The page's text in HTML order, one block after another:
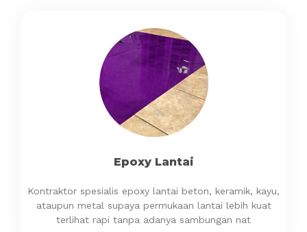
Epoxy Lantai
Kontraktor spesialis epoxy lantai beton, keramik, kayu,
ataupun metal supaya permukaan lantai lebih kuat
terlihat rapi tanpa adanya sambungan nat